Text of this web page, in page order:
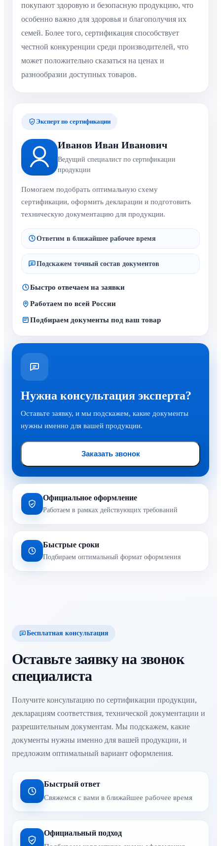
покупают здоровую и безопасную продукцию, что
особенно важно для здоровья и благополучия их
семей. Более того, сертификация способствует
честной конкуренции среди производителей, что
может положительно сказаться на ценах и
разнообразии доступных товаров.
Эксперт по сертификации
Иванов Иван Иванович
Ведущий специалист по сертификации
продукции
Помогаем подобрать оптимальную схему
сертификации, оформить декларации и подготовить
техническую документацию для продукции.
Ответим в ближайшее рабочее время
Подскажем точный состав документов
Быстро отвечаем на заявки
Работаем по всей России
Подбираем документы под ваш товар
Нужна консультация эксперта?
Оставьте заявку, и мы подскажем, какие документы
нужны именно для вашей продукции.
Заказать звонок
Официальное оформление
Работаем в рамках действующих требований
Быстрые сроки
Подбираем оптимальный формат оформления
Бесплатная консультация
Оставьте заявку на звонок
специалиста
Получите консультацию по сертификации продукции,
декларациям соответствия, технической документации и
разрешительным документам. Мы подскажем, какие
документы нужны именно для вашей продукции, и
предложим оптимальный вариант оформления.
Быстрый ответ
Свяжемся с вами в ближайшее рабочее время
Официальный подход